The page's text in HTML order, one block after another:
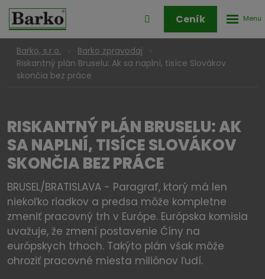
Přihlášení
zóny
Ceník
Barko, s.r.o.
Barko zpravodaj
Riskantný plán Bruselu: Ak sa naplní, tisíce Slovákov
skončia bez práce
RISKANTNÝ PLÁN BRUSELU: AK
SA NAPLNÍ, TISÍCE SLOVÁKOV
SKONČIA BEZ PRÁCE
BRUSEL/BRATISLAVA - Paragraf, ktorý má len
niekoľko riadkov a predsa môže kompletne
zmeniť pracovný trh v Európe. Európska komisia
uvažuje, že zmení postavenie Číny na
európskych trhoch. Takýto plán však môže
ohroziť pracovné miesta miliónov ľudí.